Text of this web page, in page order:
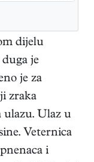
dijelu
je
je za
zraka
ulazu. Ulaz u
Veternica
i